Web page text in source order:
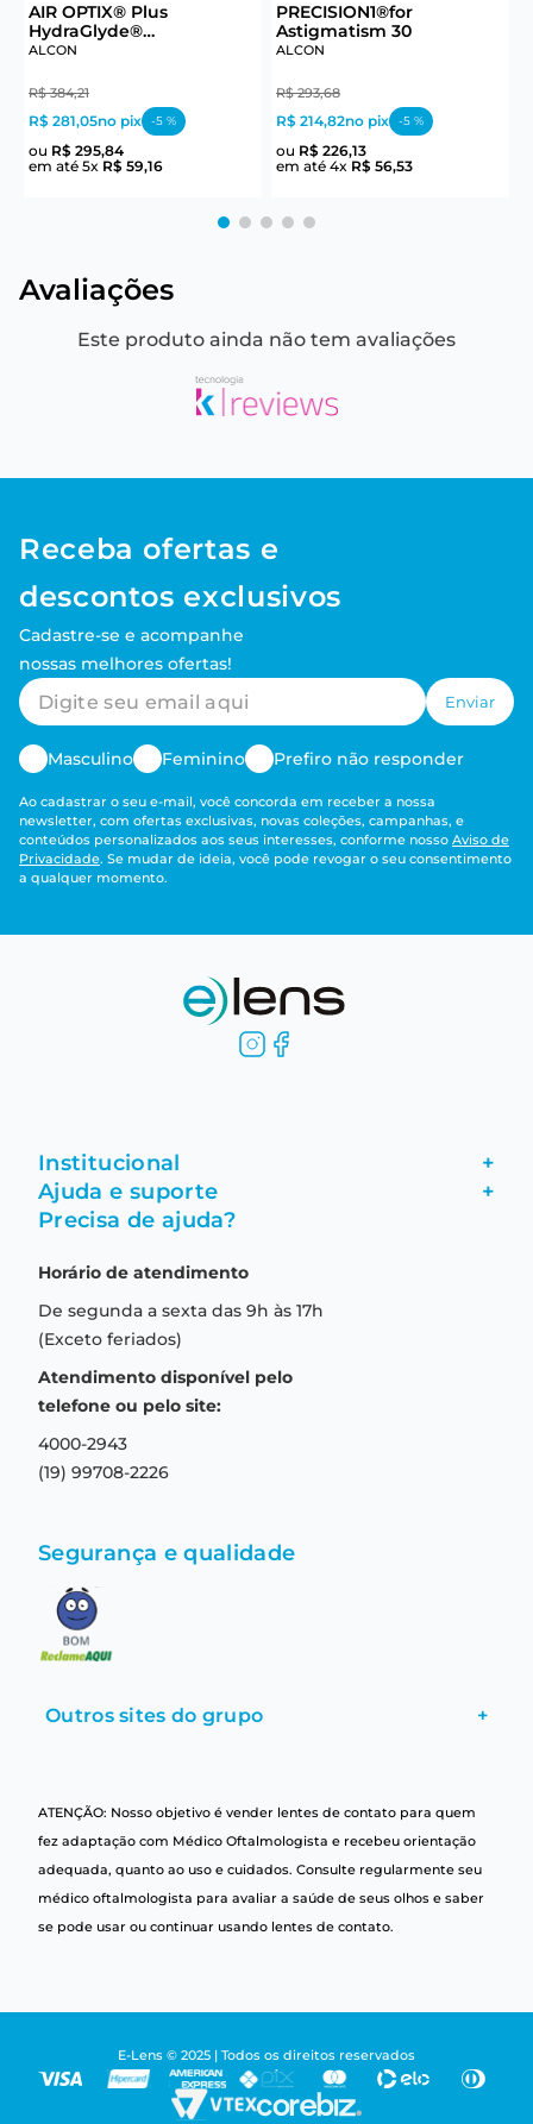
AIR OPTIX® Plus
HydraGlyde®
Astigmatism 6
ALCON
R$ 384,21
R$ 281,05no pix -5 %
ou R$ 295,84
em até 5x R$ 59,16
PRECISION1®for
Astigmatism 30
ALCON
R$ 293,68
R$ 214,82no pix -5 %
ou R$ 226,13
em até 4x R$ 56,53
Avaliações
Este produto ainda não tem avaliações
Receba ofertas e
descontos exclusivos
Cadastre-se e acompanhe
nossas melhores ofertas!
Enviar
Masculino Feminino Prefiro não responder
Ao cadastrar o seu e-mail, você concorda em receber a nossa
newsletter, com ofertas exclusivas, novas coleções, campanhas, e
conteúdos personalizados aos seus interesses, conforme nosso Aviso de
Privacidade. Se mudar de ideia, você pode revogar o seu consentimento
a qualquer momento.
Institucional +
Fale conosco
Formas de pagamento
Aviso de privacidade
Termos e condições de uso
Ajuda e suporte +
Garantia
Troca e devolução
Central de relacionamento
Precisa de ajuda?
Horário de atendimento
De segunda a sexta das 9h às 17h
(Exceto feriados)
Atendimento disponível pelo
telefone ou pelo site:
4000-2943
(19) 99708-2226
Segurança e qualidade
Outros sites do grupo +
ATENÇÃO: Nosso objetivo é vender lentes de contato para quem
fez adaptação com Médico Oftalmologista e recebeu orientação
adequada, quanto ao uso e cuidados. Consulte regularmente seu
médico oftalmologista para avaliar a saúde de seus olhos e saber
se pode usar ou continuar usando lentes de contato.
E-Lens © 2025 | Todos os direitos reservados